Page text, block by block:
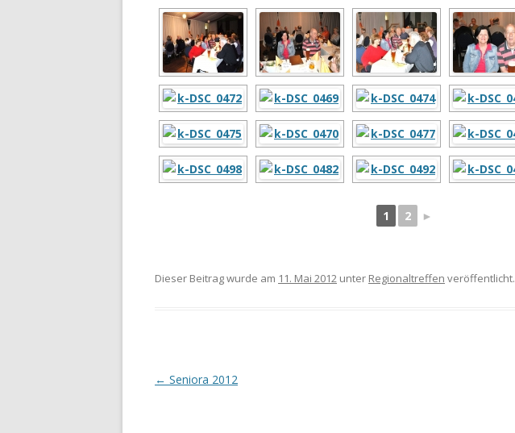
1 2 ►
Dieser Beitrag wurde am 11. Mai 2012 unter Regionaltreffen veröffentlicht.
Beitrags-
← Seniora 2012